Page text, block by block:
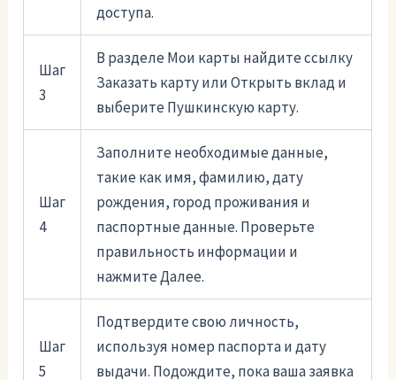
доступа.
Шаг
3
В разделе Мои карты найдите ссылку
Заказать карту или Открыть вклад и
выберите Пушкинскую карту.
Шаг
4
Заполните необходимые данные,
такие как имя, фамилию, дату
рождения, город проживания и
паспортные данные. Проверьте
правильность информации и
нажмите Далее.
Шаг
5
Подтвердите свою личность,
используя номер паспорта и дату
выдачи. Подождите, пока ваша заявка